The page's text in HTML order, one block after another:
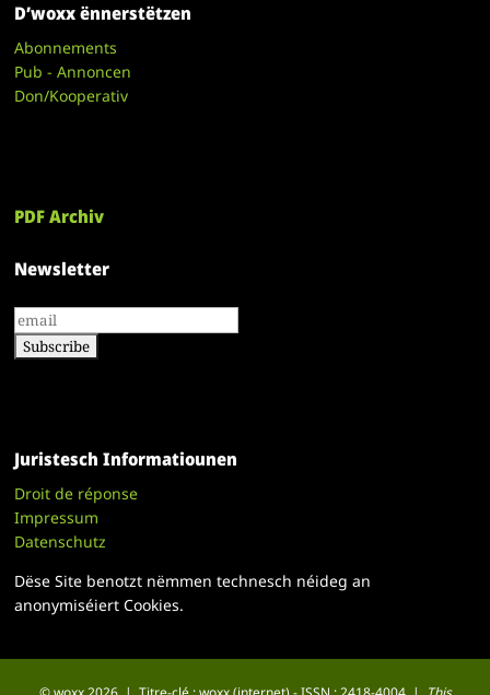
D’woxx ënnerstëtzen
Abonnements
Pub - Annoncen
Don/Kooperativ
PDF Archiv
Newsletter
Juristesch Informatiounen
Droit de réponse
Impressum
Datenschutz
Dëse Site benotzt nëmmen technesch néideg an
anonymiséiert Cookies.